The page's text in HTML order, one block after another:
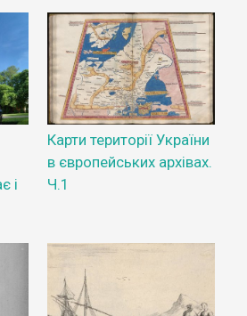
і
Карти території України
в європейських архівах.
Ч.1